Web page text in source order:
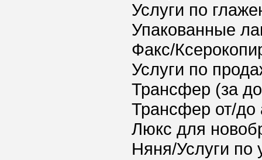
Услуги по
Упакованные
Факс/
Услуги по
Трансфер (за
Трансфер от/до
Люкс для
Няня/Услуги по